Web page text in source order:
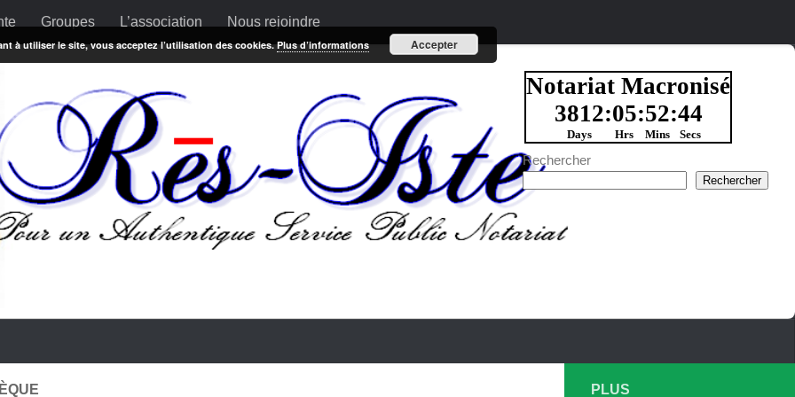
Groupes L’association Nous rejoindre
Rechercher
Rechercher
PLUS
à utiliser le site, vous acceptez l’utilisation des cookies.Plus d’informations Accepter